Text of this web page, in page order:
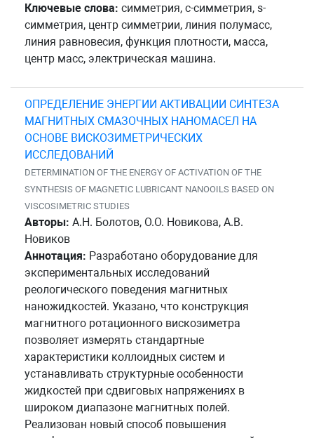
Ключевые слова: симметрия, c-симметрия, s-
симметрия, центр симметрии, линия полумасс,
линия равновесия, функция плотности, масса,
центр масс, электрическая машина.
ОПРЕДЕЛЕНИЕ ЭНЕРГИИ АКТИВАЦИИ СИНТЕЗА
МАГНИТНЫХ СМАЗОЧНЫХ НАНОМАСЕЛ НА
ОСНОВЕ ВИСКОЗИМЕТРИЧЕСКИХ
ИССЛЕДОВАНИЙ
DETERMINATION OF THE ENERGY OF ACTIVATION OF THE
SYNTHESIS OF MAGNETIC LUBRICANT NANOOILS BASED ON
VISCOSIMETRIC STUDIES
Авторы: А.Н. Болотов, О.О. Новикова, А.В.
Новиков
Аннотация: Разработано оборудование для
экспериментальных исследований
реологического поведения магнитных
наножидкостей. Указано, что конструкция
магнитного ротационного вискозиметра
позволяет измерять стандартные
характеристики коллоидных систем и
устанавливать структурные особенности
жидкостей при сдвиговых напряжениях в
широком диапазоне магнитных полей.
Реализован новый способ повышения